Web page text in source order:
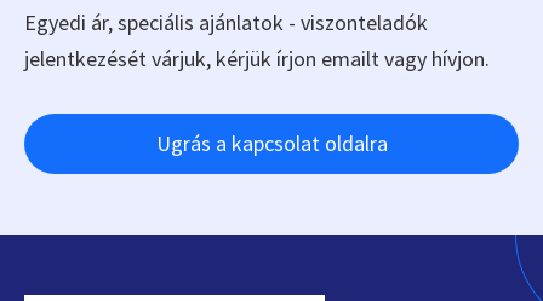
Egyedi ár, speciális ajánlatok - viszonteladók
jelentkezését várjuk, kérjük írjon emailt vagy hívjon.
Ugrás a kapcsolat oldalra